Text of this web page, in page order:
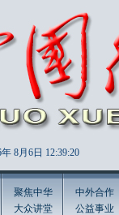
年 8月6日 12:39:22
聚焦中华
大众讲堂
中外合作
公益事业